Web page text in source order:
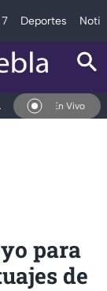
Deportes
Deportes
En Vivo
para
de